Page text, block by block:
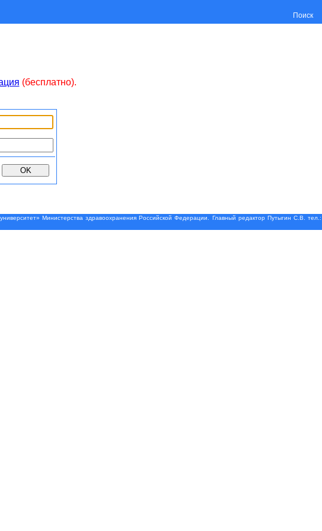
Поиск
(бесплатно).
Министерства здравоохранения Российской Федерации. Главный редактор Путыгин С.В. тел.: